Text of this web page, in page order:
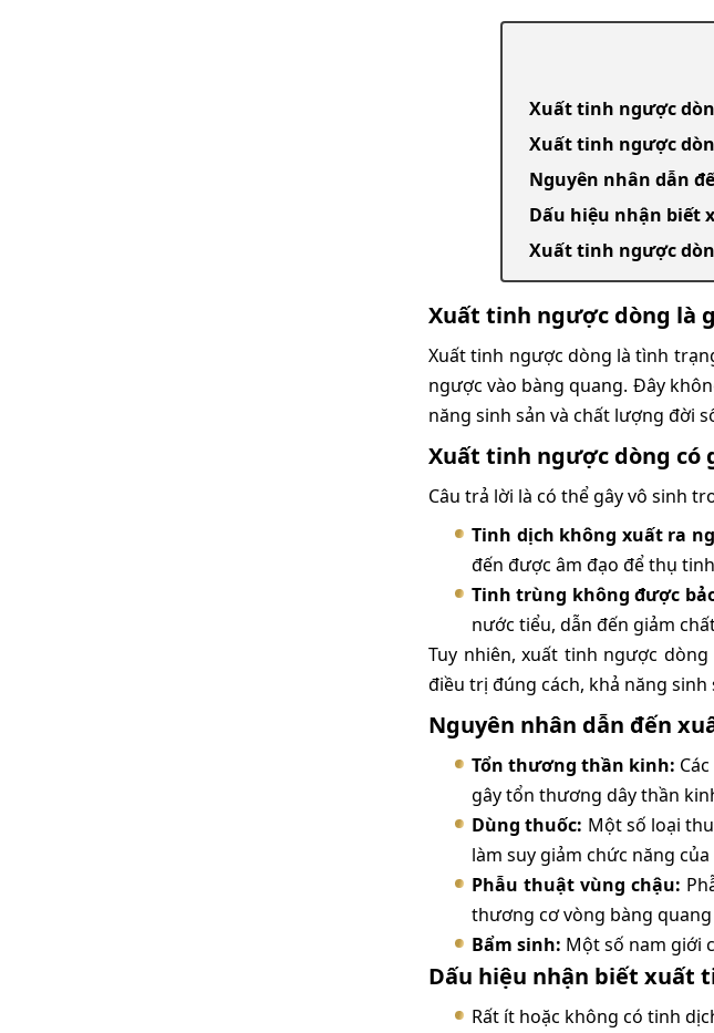
Xuất tinh ngược
Xuất tinh ngược
Nguyên nhân dẫn
Dấu hiệu nhận biết
Xuất tinh ngược
Xuất tinh ngược dòng là
Xuất tinh ngược dòng là tình
ngược vào bàng quang. Đây
năng sinh sản và chất lượng đời
Xuất tinh ngược dòng có
Câu trả lời là có thể gây vô sinh
Tinh dịch không xuất ra
đến được âm đạo để thụ
Tinh trùng không được
nước tiểu, dẫn đến giảm
Tuy nhiên, xuất tinh ngược
điều trị đúng cách, khả năng
Nguyên nhân dẫn đến
Tổn thương thần kinh:
gây tổn thương dây thần
Dùng thuốc: Một số loại
làm suy giảm chức năng
Phẫu thuật vùng chậu:
thương cơ vòng bàng quang
Bẩm sinh: Một số nam giới
Dấu hiệu nhận biết xuất
Rất ít hoặc không có tinh